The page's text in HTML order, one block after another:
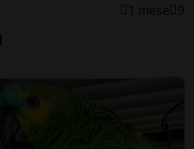
1 mese 9